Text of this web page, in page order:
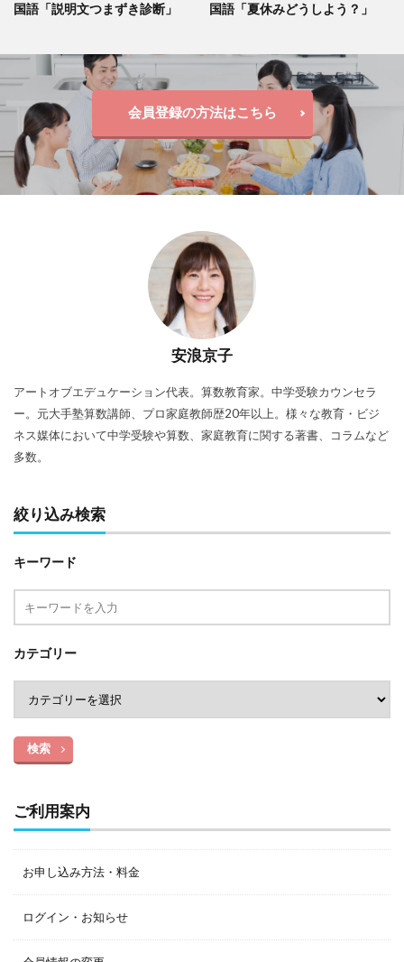
国語「説明文つまずき診断」 国語「夏休みどうしよう？」
会員登録の方法はこちら
安浪京子
アートオブエデュケーション代表。算数教育家。中学受験カウンセラ
ー。元大手塾算数講師、プロ家庭教師歴20年以上。様々な教育・ビジ
ネス媒体において中学受験や算数、家庭教育に関する著書、コラムなど
多数。
絞り込み検索
キーワード
カテゴリー
検索
ご利用案内
お申し込み方法・料金
ログイン・お知らせ